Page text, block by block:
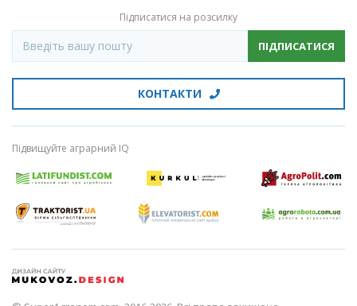
Підписатися на розсилку
ПІДПИСАТИСЯ
КОНТАКТИ
Підвищуйте аграрний IQ